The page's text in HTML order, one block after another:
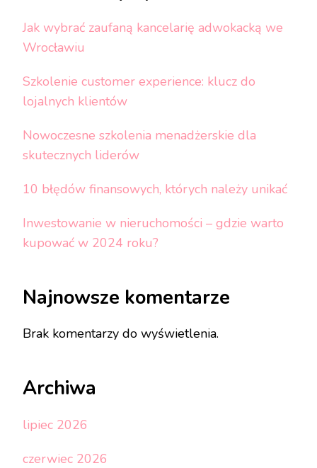
Jak wybrać zaufaną kancelarię adwokacką we
Wrocławiu
Szkolenie customer experience: klucz do
lojalnych klientów
Nowoczesne szkolenia menadżerskie dla
skutecznych liderów
10 błędów finansowych, których należy unikać
Inwestowanie w nieruchomości – gdzie warto
kupować w 2024 roku?
Najnowsze komentarze
Brak komentarzy do wyświetlenia.
Archiwa
lipiec 2026
czerwiec 2026